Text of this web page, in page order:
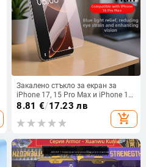
Закалено стъкло за екран за
iPhone 17, 15 Pro Max и iPhone 16
Pro — филм за защита на очите с
8.81 €/17.23 лв
add_shopping_cart